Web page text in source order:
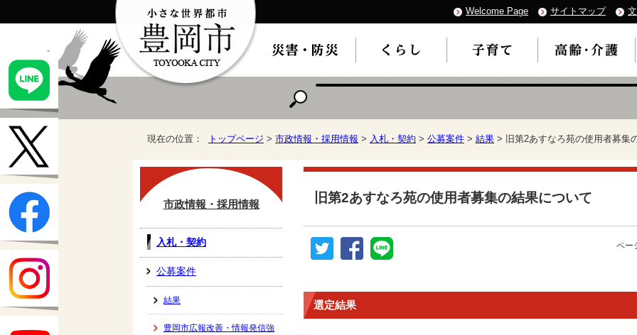
Welcome Page サイトマップ
現在の位置： トップページ > 市政情報・採用情報 > 入札・契約 > 公募案件 > 結果 > 旧第2あすなろ苑の使用者募集
旧第2あすなろ苑の使用者募集の結果について
ペー
選定結果
市政情報・採用情報
入札・契約
公募案件
結果
豊岡市広報改善・情報発信強